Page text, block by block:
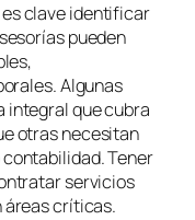
clave identificar
pueden
Algunas
integral que cubra
otras necesitan
Tener
servicios
áreas críticas.